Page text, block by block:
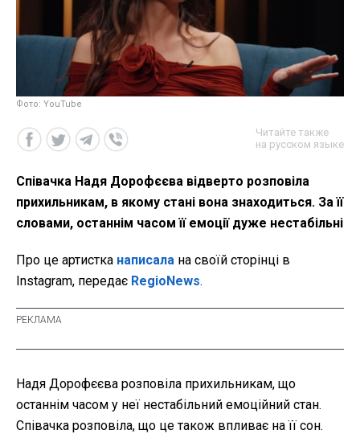
Фото: YouTube
Читайте также
на русском языке
Співачка Надя Дорофєєва відверто розповіла
прихильникам, в якому стані вона знаходиться. За її
словами, останнім часом її емоції дуже нестабільні
Про це артистка написала на своїй сторінці в
Instagram, передає RegioNews.
Надя Дорофєєва розповіла прихильникам, що
останнім часом у неї нестабільний емоційний стан.
Співачка розповіла, що це також впливає на її сон.